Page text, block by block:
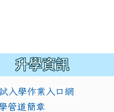
升學資訊
入學作業入口網
管道簡章